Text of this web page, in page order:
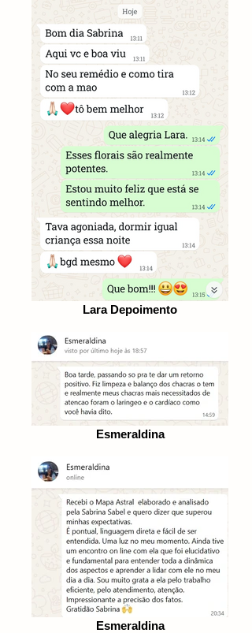
Lara Depoimento
Esmeraldina
Esmeraldina